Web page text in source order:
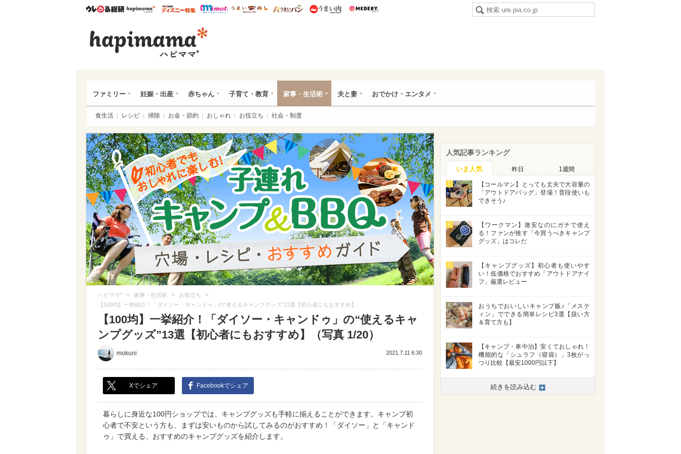
ウレぴあ総研ハピママ* ウレぴあ総研 ディズニー特集
mimot. うまいめし うまいパン うまい肉
ファミリー 妊娠・出産 赤ちゃん 子育て・教育 家事・生活術 夫と妻 おでかけ・エンタメ
食生活 レシピ 掃除 お金・節約 おしゃれ お役立ち 社会・制度
ハピママ* > 家事・生活術 > お役立ち >
【100均】一挙紹介！「ダイソー・キャンドゥ」の“使えるキャンプグッズ”13選【初心者にもおすすめ】
【100均】一挙紹介！「ダイソー・キャンドゥ」の“使えるキャ
ンプグッズ”13選【初心者にもおすすめ】（写真 1/20）
mokuni 2021.7.11 6:30
Xでシェア Facebookでシェア
暮らしに身近な100円ショップでは、キャンプグッズも手軽に揃えることができます。キャンプ初
心者で不安という方も、まずは安いものから試してみるのがおすすめ！「ダイソー」と「キャンド
ゥ」で買える、おすすめのキャンプグッズを紹介します。
人気記事ランキング
いま人気 昨日 1週間
1
【コールマン】とっても丈夫で大容量の
「アウトドアバッグ」登場！普段使いも
できそう♪
2
【ワークマン】激安なのにガチで使え
る！ファンが推す「今買うべきキャンプ
グッズ」はコレだ
3
【キャンプグッズ】初心者も使いやす
い！低価格でおすすめ「アウトドアナイ
フ」厳選レビュー
4
おうちでおいしいキャンプ飯♪「メステ
ィン」でできる簡単レシピ3選【扱い方
＆育て方も】
5
【キャンプ・車中泊】安くておしゃれ！
機能的な「シュラフ（寝袋）」3枚がっ
つり比較【最安1000円以下】
続きを読み込む